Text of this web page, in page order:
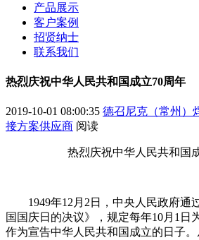
产品展示
客户案例
招贤纳士
联系我们
热烈庆祝中华人民共和国成立70周年
2019-10-01 08:00:35 德召尼克（常州）
接方案供应商 阅读
热烈庆祝中华人民共和国
1949年12月2日，中央人民政府通
国国庆日的决议》，规定每年10月1日
作为宣告中华人民共和国成立的日子